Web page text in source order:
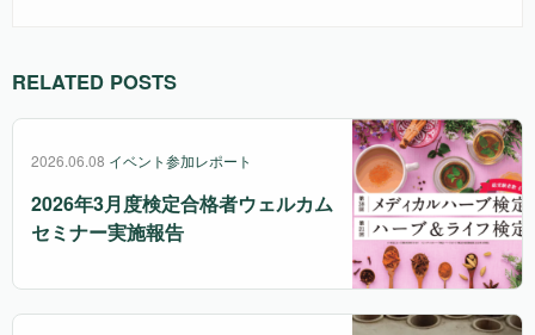
RELATED POSTS
2026.06.08 イベント参加レポート
2026年3月度検定合格者ウェルカム
セミナー実施報告